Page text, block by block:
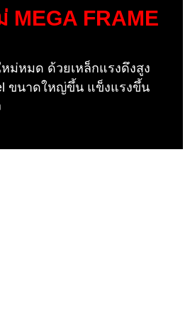
MEGA FRAME
ม่หมด ด้วยเหล็กแรงดึงสูง
ขนาดใหญ่ขึ้น แข็งแรงขึ้น